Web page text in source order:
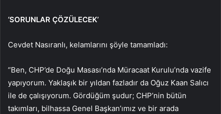
‘SORUNLAR ÇÖZÜLECEK’
Cevdet Nasıranlı, kelamlarını şöyle tamamladı:
“Ben, CHP’de Doğu Masası’nda Müracaat Kurulu’nda vazife
yapıyorum. Yaklaşık bir yıldan fazladır da Oğuz Kaan Salıcı
ile de çalışıyorum. Gördüğüm şudur; CHP’nin bütün
takımları, bilhassa Genel Başkan’ımız ve bir arada